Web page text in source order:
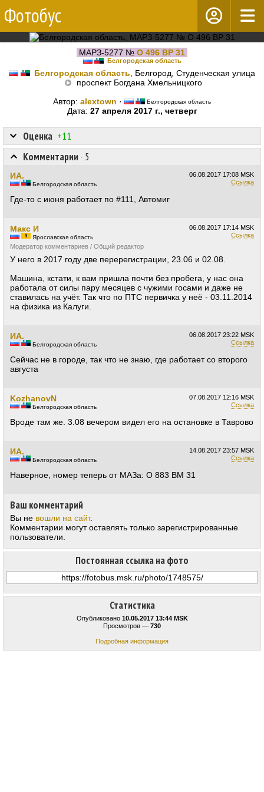
Фотобус
МАРЗ-5277 № О 496 ВР 31
Белгородская область
Белгородская область , Белгород, Студенческая улица
проспект Богдана Хмельницкого
Автор: alextown · Белгородская область
Дата: 27 апреля 2017 г., четверг
Статистика
Опубликовано 10.05.2017 13:44 MSK
Просмотров — 730
Подробная информация
Оценка +11
Постоянная ссылка на фото
Комментарии · 5
06.08.2017 17:08 MSK
Ссылка
ИА.
Белгородская область
Где-то с июня работает по #111, Автомиг
06.08.2017 17:14 MSK
Ссылка
Макс И
Ярославская область
Модератор комментариев / Общий редактор
У него в 2017 году две перерегистрации, 23.06 и 02.08.
Машина, кстати, к вам пришла почти без пробега, у нас она
работала от силы пару месяцев с чужими госами и даже не
ставилась на учёт. Так что по ПТС первичка у неё - 03.11.2014
на физика из Калуги.
06.08.2017 23:22 MSK
Ссылка
ИА.
Белгородская область
Сейчас не в городе, так что не знаю, где работает со второго
августа
07.08.2017 12:16 MSK
Ссылка
KozhanovN
Белгородская область
Вроде там же. 3.08 вечером видел его на остановке в Таврово
14.08.2017 23:57 MSK
Ссылка
ИА.
Белгородская область
Наверное, номер теперь от МАЗа: О 883 ВМ 31
Ваш комментарий
Вы не вошли на сайт.
Комментарии могут оставлять только зарегистрированные
пользователи.